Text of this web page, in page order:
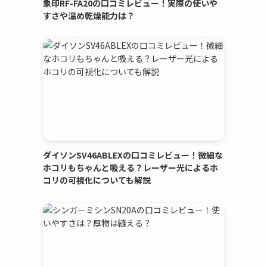
象印RF-FA20の口コミレビュー！実際の使いや
すさや温め乾燥能力は？
ダイソンSV46ABLEXの口コミレビュー！微細な
ホコリもちゃんと吸える？レーザー光によるホ
コリの可視化についても解説